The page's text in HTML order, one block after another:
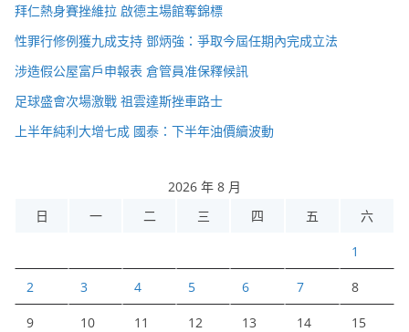
拜仁熱身賽挫維拉 啟德主場館奪錦標
性罪行修例獲九成支持 鄧炳強：爭取今屆任期內完成立法
涉造假公屋富戶申報表 倉管員准保釋候訊
足球盛會次場激戰 祖雲達斯挫車路士
上半年純利大增七成 國泰：下半年油價續波動
2026 年 8 月
日
一 二 三 四 五 六
1
2 3 4 5 6 7 8
9 10 11 12 13 14 15